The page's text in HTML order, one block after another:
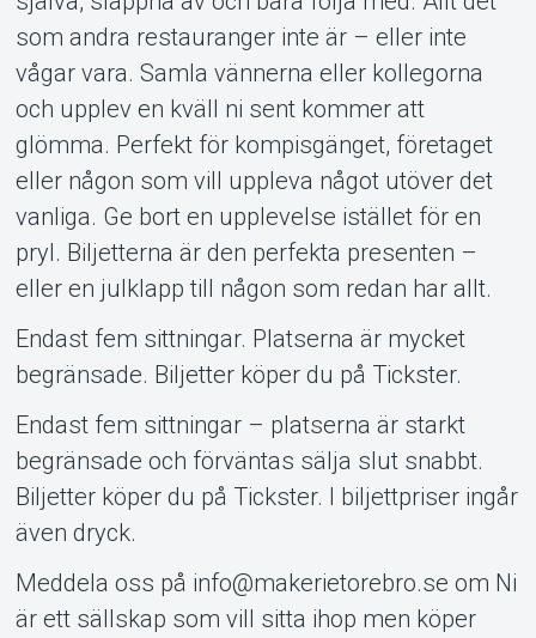
som andra restauranger inte är – eller inte
vågar vara. Samla vännerna eller kollegorna
och upplev en kväll ni sent kommer att
glömma. Perfekt för kompisgänget, företaget
eller någon som vill uppleva något utöver det
vanliga. Ge bort en upplevelse istället för en
pryl. Biljetterna är den perfekta presenten –
eller en julklapp till någon som redan har allt.
Endast fem sittningar. Platserna är mycket
begränsade. Biljetter köper du på Tickster.
Endast fem sittningar – platserna är starkt
begränsade och förväntas sälja slut snabbt.
Biljetter köper du på Tickster. I biljettpriser ingår
även dryck.
Meddela oss på info@makerietorebro.se om Ni
är ett sällskap som vill sitta ihop men köper